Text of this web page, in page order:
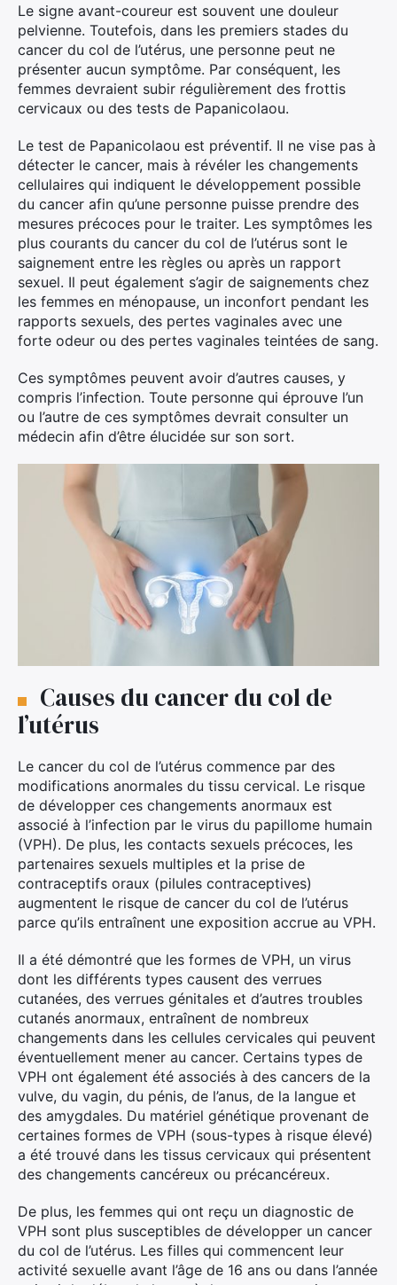
Le signe avant-coureur est souvent une douleur
pelvienne. Toutefois, dans les premiers stades du
cancer du col de l’utérus, une personne peut ne
présenter aucun symptôme. Par conséquent, les
femmes devraient subir régulièrement des frottis
cervicaux ou des tests de Papanicolaou.
Le test de Papanicolaou est préventif. Il ne vise pas à
détecter le cancer, mais à révéler les changements
cellulaires qui indiquent le développement possible
du cancer afin qu’une personne puisse prendre des
mesures précoces pour le traiter. Les symptômes les
plus courants du cancer du col de l’utérus sont le
saignement entre les règles ou après un rapport
sexuel. Il peut également s’agir de saignements chez
les femmes en ménopause, un inconfort pendant les
rapports sexuels, des pertes vaginales avec une
forte odeur ou des pertes vaginales teintées de sang.
Ces symptômes peuvent avoir d’autres causes, y
compris l’infection. Toute personne qui éprouve l’un
ou l’autre de ces symptômes devrait consulter un
médecin afin d’être élucidée sur son sort.
Causes du cancer du col de
l’utérus
Le cancer du col de l’utérus commence par des
modifications anormales du tissu cervical. Le risque
de développer ces changements anormaux est
associé à l’infection par le virus du papillome humain
(VPH). De plus, les contacts sexuels précoces, les
partenaires sexuels multiples et la prise de
contraceptifs oraux (pilules contraceptives)
augmentent le risque de cancer du col de l’utérus
parce qu’ils entraînent une exposition accrue au VPH.
Il a été démontré que les formes de VPH, un virus
dont les différents types causent des verrues
cutanées, des verrues génitales et d’autres troubles
cutanés anormaux, entraînent de nombreux
changements dans les cellules cervicales qui peuvent
éventuellement mener au cancer. Certains types de
VPH ont également été associés à des cancers de la
vulve, du vagin, du pénis, de l’anus, de la langue et
des amygdales. Du matériel génétique provenant de
certaines formes de VPH (sous-types à risque élevé)
a été trouvé dans les tissus cervicaux qui présentent
des changements cancéreux ou précancéreux.
De plus, les femmes qui ont reçu un diagnostic de
VPH sont plus susceptibles de développer un cancer
du col de l’utérus. Les filles qui commencent leur
activité sexuelle avant l’âge de 16 ans ou dans l’année